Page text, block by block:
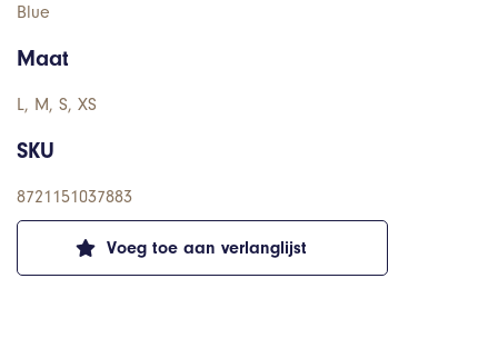
Voeg toe aan verlanglijst
Blue
Maat
L, M, S, XS
SKU
8721151037883